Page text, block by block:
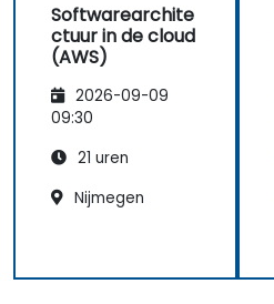
Softwarearchite
ctuur in de cloud
(AWS)
2026-09-09
09:30
21 uren
Nijmegen